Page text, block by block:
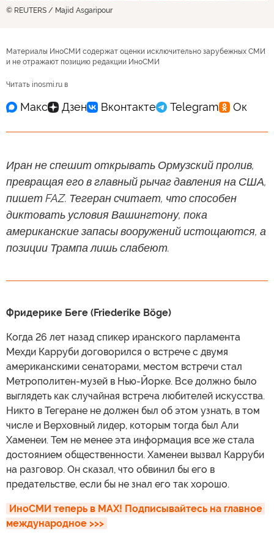
© REUTERS / Majid Asgaripour
Материалы ИноСМИ содержат оценки исключительно зарубежных СМИ
и не отражают позицию редакции ИноСМИ
Читать inosmi.ru в
Иран не спешит открывать Ормузский пролив,
превращая его в главный рычаг давления на США,
пишет FAZ. Тегеран считает, что способен
диктовать условия Вашингтону, пока
американские запасы вооружений истощаются, а
позиции Трампа лишь слабеют.
Фридерике Беге (Friederike Böge)
Когда 26 лет назад спикер иранского парламента
Мехди Карруби договорился о встрече с двумя
американскими сенаторами, местом встречи стал
Метрополитен-музей в Нью-Йорке. Все должно было
выглядеть как случайная встреча любителей искусства.
Никто в Тегеране не должен был об этом узнать, в том
числе и Верховный лидер, которым тогда был Али
Хаменеи. Тем не менее эта информация все же стала
достоянием общественности. Хаменеи вызвал Карруби
на разговор. Он сказал, что обвинил бы его в
предательстве, если бы не знал его так хорошо.
ИноСМИ теперь в MAX! Подписывайтесь на главное
международное >>>